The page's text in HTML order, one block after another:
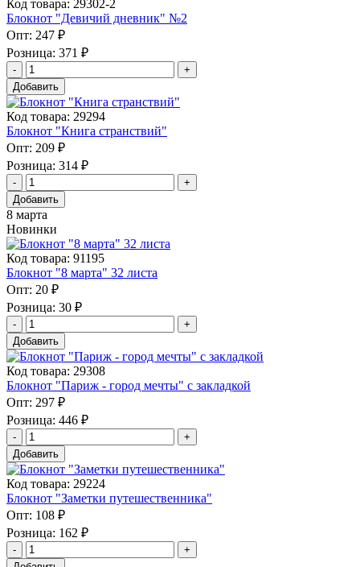
Код товара: 29302-2
Блокнот "Девичий дневник" №2
Опт: 247 ₽
Розница: 371 ₽
Добавить
Код товара: 29294
Блокнот "Книга странствий"
Опт: 209 ₽
Розница: 314 ₽
Добавить
8 марта
Новинки
Код товара: 91195
Блокнот "8 марта" 32 листа
Опт: 20 ₽
Розница: 30 ₽
Добавить
Код товара: 29308
Блокнот "Париж - город мечты" с закладкой
Опт: 297 ₽
Розница: 446 ₽
Добавить
Код товара: 29224
Блокнот "Заметки путешественника"
Опт: 108 ₽
Розница: 162 ₽